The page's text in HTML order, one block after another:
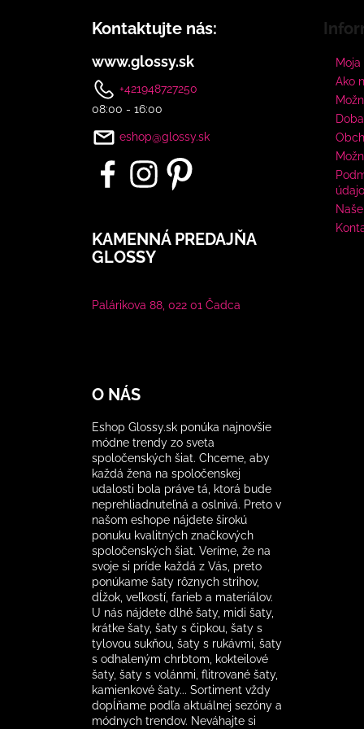
Kontaktujte nás:
www.glossy.sk
+421948727250
08:00 - 16:00
eshop@glossy.sk
KAMENNÁ PREDAJŇA
GLOSSY
Palárikova 88, 022 01 Čadca
Ako
O NÁS
Eshop Glossy.sk ponúka najnovšie
módne trendy zo sveta
spoločenských šiat. Chceme, aby
každá žena na spoločenskej
udalosti bola práve tá, ktorá bude
neprehliadnuteľná a oslnivá. Preto v
našom eshope nájdete širokú
ponuku kvalitných značkových
spoločenských šiat. Veríme, že na
svoje si príde každá z Vás, preto
ponúkame šaty rôznych strihov,
dĺžok, veľkostí, farieb a materiálov.
U nás nájdete dlhé šaty, midi šaty,
krátke šaty, šaty s čipkou, šaty s
tylovou sukňou, šaty s rukávmi, šaty
s odhaleným chrbtom, kokteilové
šaty, šaty s volánmi, flitrované šaty,
kamienkové šaty... Sortiment vždy
dopĺňame podľa aktuálnej sezóny a
módnych trendov. Neváhajte si